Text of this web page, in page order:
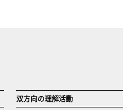
双方向の理解活動